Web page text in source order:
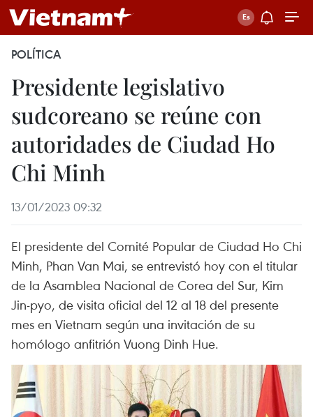
POLÍTICA
Presidente legislativo
sudcoreano se reúne con
autoridades de Ciudad Ho
Chi Minh
13/01/2023 09:32
El presidente del Comité Popular de Ciudad Ho Chi
Minh, Phan Van Mai, se entrevistó hoy con el titular
de la Asamblea Nacional de Corea del Sur, Kim
Jin-pyo, de visita oficial del 12 al 18 del presente
mes en Vietnam según una invitación de su
homólogo anfitrión Vuong Dinh Hue.